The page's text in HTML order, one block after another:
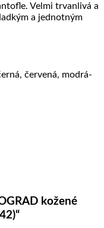
Velmi trvanlivá a
a jednotným
červená, modrá-
kožené